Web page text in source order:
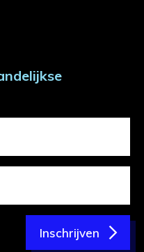
Inschrijven